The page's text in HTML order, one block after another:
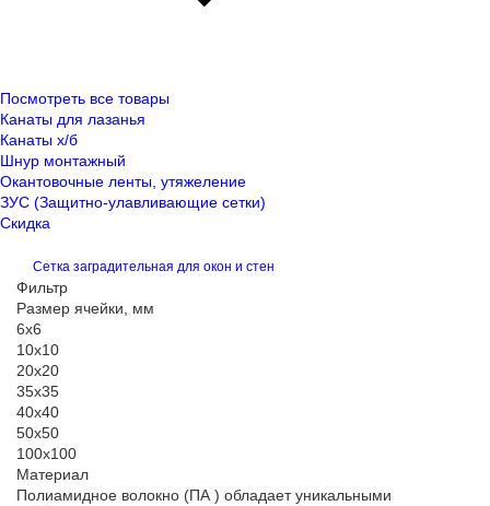
Посмотреть все товары
Канаты для лазанья
Канаты х/б
Шнур монтажный
Окантовочные ленты, утяжеление
ЗУС (Защитно-улавливающие сетки)
Скидка
Сетка заградительная для окон и стен
Фильтр
Размер ячейки, мм
6х6
10х10
20х20
35х35
40х40
50х50
100х100
Материал
Полиамидное волокно (ПА ) обладает уникальными